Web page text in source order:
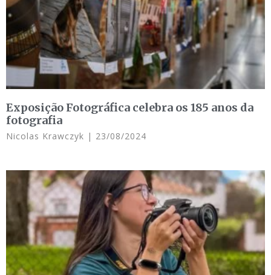
Exposição Fotográfica celebra os 185 anos da
fotografia
Nicolas Krawczyk 23/08/2024